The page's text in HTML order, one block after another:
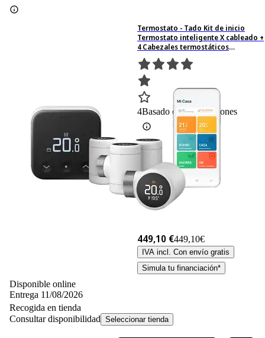
Termostato - Tado Kit de inicio
Termostato inteligente X cableado +
4 Cabezales termostáticos
inteligentes X, Blanco
4Basado en 4 valoraciones
449,10 €449,10€
IVA incl. Con envío gratis
Simula tu financiación*
Disponible online
Entrega 11/08/2026
Recogida en tienda
Consultar disponibilidad Seleccionar tienda